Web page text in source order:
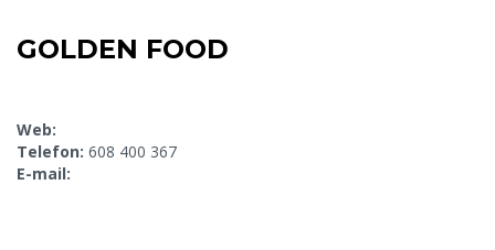
GOLDEN FOOD
Web:
Telefon: 608 400 367
E-mail: